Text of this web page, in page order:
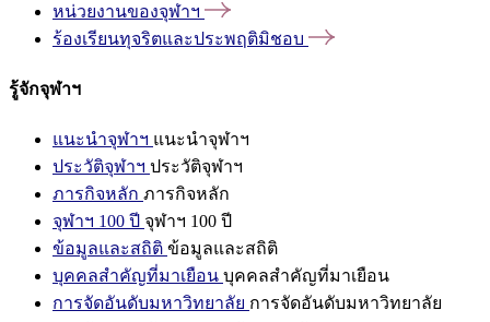
หน่วยงานของจุฬาฯ
ร้องเรียนทุจริตและประพฤติมิชอบ
รู้จักจุฬาฯ
แนะนำจุฬาฯ แนะนำจุฬาฯ
ประวัติจุฬาฯ ประวัติจุฬาฯ
ภารกิจหลัก ภารกิจหลัก
จุฬาฯ 100 ปี จุฬาฯ 100 ปี
ข้อมูลและสถิติ ข้อมูลและสถิติ
บุคคลสำคัญที่มาเยือน บุคคลสำคัญที่มาเยือน
การจัดอันดับมหาวิทยาลัย การจัดอันดับมหาวิทยาลัย